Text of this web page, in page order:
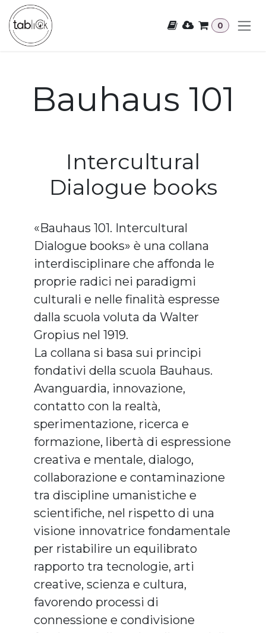
Passa al contenuto
0
Bauhaus 101
Intercultural
Dialogue books
«Bauhaus 101. Intercultural
Dialogue books» è una collana
interdisciplinare che affonda le
proprie radici nei paradigmi
culturali e nelle finalità espresse
dalla scuola voluta da Walter
Gropius nel 1919.
La collana si basa sui principi
fondativi della scuola Bauhaus.
Avanguardia, innovazione,
contatto con la realtà,
sperimentazione, ricerca e
formazione, libertà di espressione
creativa e mentale, dialogo,
collaborazione e contaminazione
tra discipline umanistiche e
scientifiche, nel rispetto di una
visione innovatrice fondamentale
per ristabilire un equilibrato
rapporto tra tecnologie, arti
creative, scienza e cultura,
favorendo processi di
connessione e condivisione